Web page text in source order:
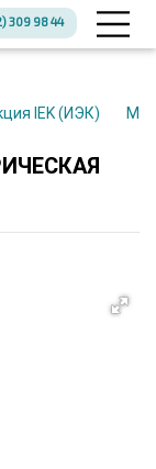
309 98 44
IEK (ИЭК)